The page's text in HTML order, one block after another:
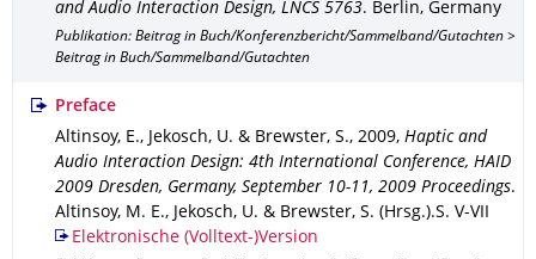
and Audio Interaction Design, LNCS 5763. Berlin, Germany
Publikation: Beitrag in Buch/Konferenzbericht/Sammelband/Gutachten >
Beitrag in Buch/Sammelband/Gutachten
Preface
Altinsoy, E., Jekosch, U. & Brewster, S., 2009, Haptic and
Audio Interaction Design: 4th International Conference, HAID
2009 Dresden, Germany, September 10-11, 2009 Proceedings.
Altinsoy, M. E., Jekosch, U. & Brewster, S. (Hrsg.).S. V-VII
Elektronische (Volltext-)Version